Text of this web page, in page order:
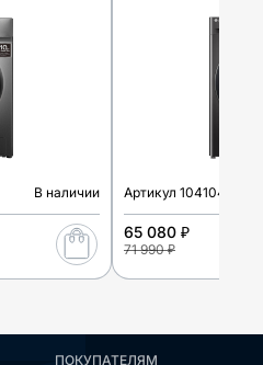
В наличии Артикул 104104
65 080 ₽
71 990 ₽
ПОКУПАТЕЛЯМ